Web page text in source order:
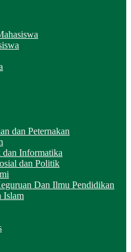
dan Peternakan
Informatika
dan Politik
Dan Ilmu Pendidikan
Islam